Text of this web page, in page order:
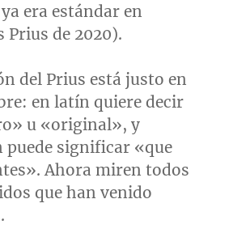
era estándar en
Prius de 2020).
del Prius está justo en
en latín quiere decir
u «original», y
puede significar «que
Ahora miren todos
que han venido